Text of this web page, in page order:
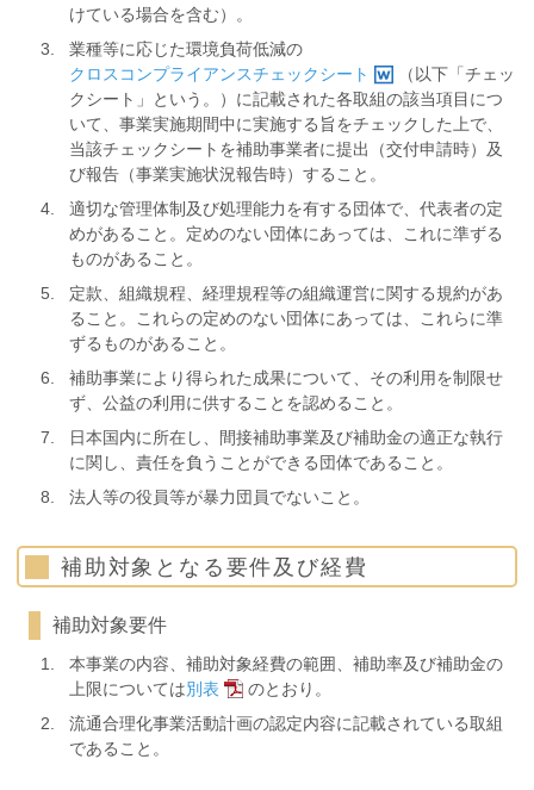
けている場合を含む）。
業種等に応じた環境負荷低減の
クロスコンプライアンスチェックシート
（以下「チェッ
クシート」という。）に記載された各取組の該当項目につ
いて、事業実施期間中に実施する旨をチェックした上で、
当該チェックシートを補助事業者に提出（交付申請時）及
び報告（事業実施状況報告時）すること。
適切な管理体制及び処理能力を有する団体で、代表者の定
めがあること。定めのない団体にあっては、これに準ずる
ものがあること。
定款、組織規程、経理規程等の組織運営に関する規約があ
ること。これらの定めのない団体にあっては、これらに準
ずるものがあること。
補助事業により得られた成果について、その利用を制限せ
ず、公益の利用に供することを認めること。
日本国内に所在し、間接補助事業及び補助金の適正な執行
に関し、責任を負うことができる団体であること。
法人等の役員等が暴力団員でないこと。
補助対象となる要件及び経費
補助対象要件
本事業の内容、補助対象経費の範囲、補助率及び補助金の
上限については別表
のとおり。
流通合理化事業活動計画の認定内容に記載されている取組
であること。